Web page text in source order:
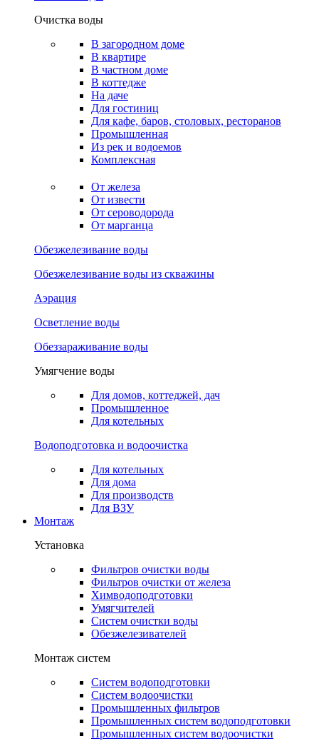
Очистка воды
В загородном доме
В квартире
В частном доме
В коттедже
На даче
Для гостиниц
Для кафе, баров, столовых, ресторанов
Промышленная
Из рек и водоемов
Комплексная
От железа
От извести
От сероводорода
От марганца
Обезжелезивание воды
Обезжелезивание воды из скважины
Аэрация
Осветление воды
Обеззараживание воды
Умягчение воды
Для домов, коттеджей, дач
Промышленное
Для котельных
Водоподготовка и водоочистка
Для котельных
Для дома
Для производств
Для ВЗУ
Монтаж
Установка
Фильтров очистки воды
Фильтров очистки от железа
Химводоподготовки
Умягчителей
Систем очистки воды
Обезжелезивателей
Монтаж систем
Систем водоподготовки
Систем водоочистки
Промышленных фильтров
Промышленных систем водоподготовки
Промышленных систем водоочистки